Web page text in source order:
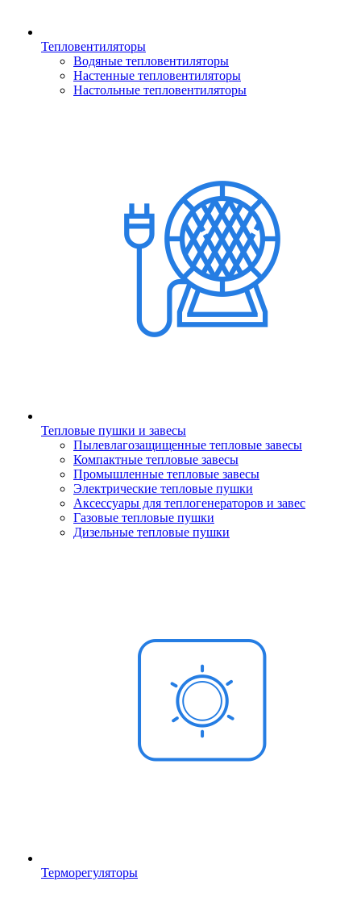
Тепловентиляторы
Водяные тепловентиляторы
Настенные тепловентиляторы
Настольные тепловентиляторы
Тепловые пушки и завесы
Пылевлагозащищенные тепловые завесы
Компактные тепловые завесы
Промышленные тепловые завесы
Электрические тепловые пушки
Аксессуары для теплогенераторов и завес
Газовые тепловые пушки
Дизельные тепловые пушки
Терморегуляторы